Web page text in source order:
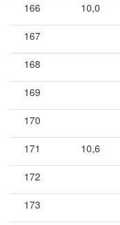
166 10,0
167
168
169
170
171 10,6
172
173